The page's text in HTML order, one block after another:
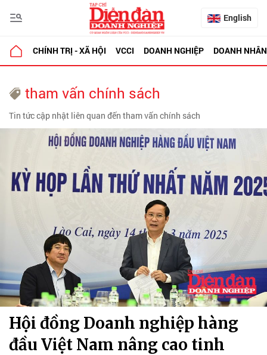
English
CHÍNH TRỊ - XÃ HỘI VCCI DOANH NGHIỆP DOANH NHÂN
tham vấn chính sách
Tin tức cập nhật liên quan đến tham vấn chính sách
Hội đồng Doanh nghiệp hàng
đầu Việt Nam nâng cao tinh